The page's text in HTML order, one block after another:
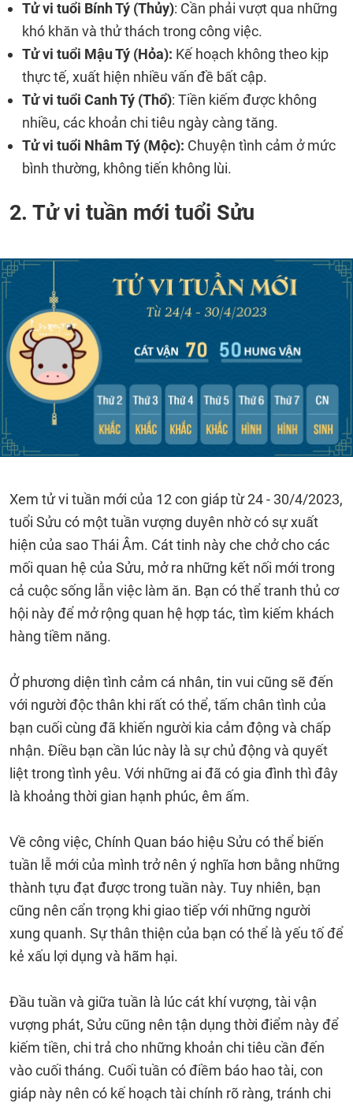
Tử vi tuổi Bính Tý (Thủy): Cần phải vượt qua những
khó khăn và thử thách trong công việc.
Tử vi tuổi Mậu Tý (Hỏa): Kế hoạch không theo kịp
thực tế, xuất hiện nhiều vấn đề bất cập.
Tử vi tuổi Canh Tý (Thổ): Tiền kiếm được không
nhiều, các khoản chi tiêu ngày càng tăng.
Tử vi tuổi Nhâm Tý (Mộc): Chuyện tình cảm ở mức
bình thường, không tiến không lùi.
2. Tử vi tuần mới tuổi Sửu
Xem tử vi tuần mới của 12 con giáp từ 24 - 30/4/2023,
tuổi Sửu có một tuần vượng duyên nhờ có sự xuất
hiện của sao Thái Âm. Cát tinh này che chở cho các
mối quan hệ của Sửu, mở ra những kết nối mới trong
cả cuộc sống lẫn việc làm ăn. Bạn có thể tranh thủ cơ
hội này để mở rộng quan hệ hợp tác, tìm kiếm khách
hàng tiềm năng.
Ở phương diện tình cảm cá nhân, tin vui cũng sẽ đến
với người độc thân khi rất có thể, tấm chân tình của
bạn cuối cùng đã khiến người kia cảm động và chấp
nhận. Điều bạn cần lúc này là sự chủ động và quyết
liệt trong tình yêu. Với những ai đã có gia đình thì đây
là khoảng thời gian hạnh phúc, êm ấm.
Về công việc, Chính Quan báo hiệu Sửu có thể biến
tuần lễ mới của mình trở nên ý nghĩa hơn bằng những
thành tựu đạt được trong tuần này. Tuy nhiên, bạn
cũng nên cẩn trọng khi giao tiếp với những người
xung quanh. Sự thân thiện của bạn có thể là yếu tố để
kẻ xấu lợi dụng và hãm hại.
Đầu tuần và giữa tuần là lúc cát khí vượng, tài vận
vượng phát, Sửu cũng nên tận dụng thời điểm này để
kiếm tiền, chi trả cho những khoản chi tiêu cần đến
vào cuối tháng. Cuối tuần có điềm báo hao tài, con
giáp này nên có kế hoạch tài chính rõ ràng, tránh chi